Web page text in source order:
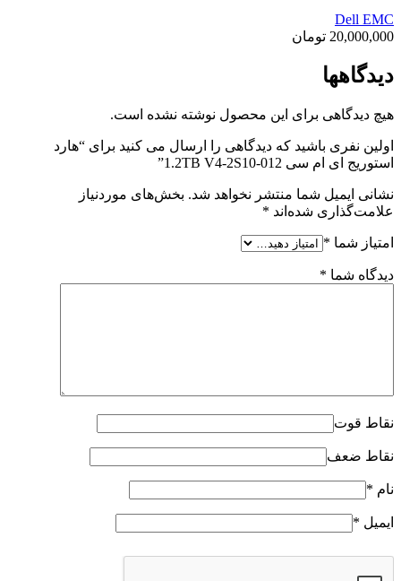
Dell EMC
20,000,000 تومان
دیدگاهها
هیچ دیدگاهی برای این محصول نوشته نشده است.
اولین نفری باشید که دیدگاهی را ارسال می کنید برای “هارد
استوریج ای ام سی 1.2TB V4-2S10-012”
نشانی ایمیل شما منتشر نخواهد شد. بخش‌های موردنیاز
علامت‌گذاری شده‌اند *
امتیاز شما *
دیدگاه شما *
نقاط قوت
نقاط ضعف
نام *
ایمیل *